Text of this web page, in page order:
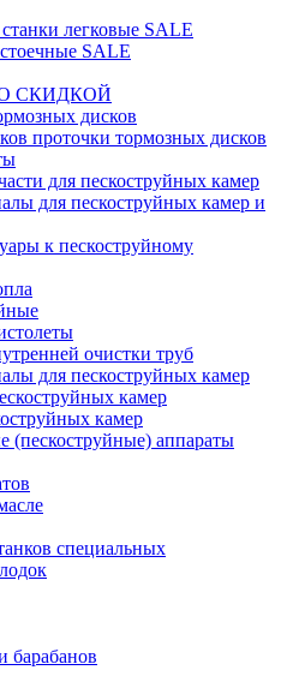
легковые SALE
SALE
СКИДКОЙ
дисков
проточки тормозных дисков
для пескоструйных камер
для пескоструйных камер и
к пескоструйному
очистки труб
для пескоструйных камер
камер
камер
(пескоструйные) аппараты
специальных
барабанов